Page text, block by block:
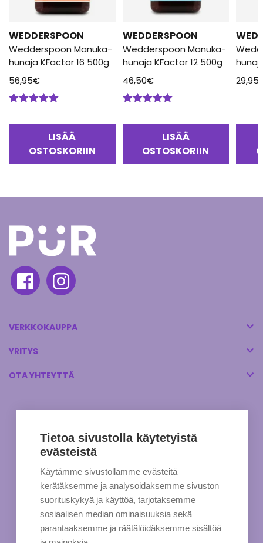
WEDDERSPOON
Wedderspoon Manuka-
hunaja KFactor 16 500g
56,95€
LISÄÄ
OSTOSKORIIN
WEDDERSPOON
Wedderspoon Manuka-
hunaja KFactor 12 500g
46,50€
LISÄÄ
OSTOSKORIIN
29,95
VERKKOKAUPPA
YRITYS
OTA YHTEYTTÄ
Tietoa sivustolla käytetyistä
evästeistä
Käytämme sivustollamme evästeitä
kerätäksemme ja analysoidaksemme sivuston
suorituskykyä ja käyttöä, tarjotaksemme
sosiaalisen median ominaisuuksia sekä
parantaaksemme ja räätälöidäksemme sisältöä